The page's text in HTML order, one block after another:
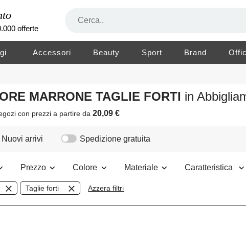
offerte
Accessori Beauty Sport Brand
MARRONE TAGLIE FORTI in
con prezzi a partire da20,09 €
Nuovi arrivi Spedizione gratuita
Prezzo Colore Materiale Caratteristica
Taglie forti Azzera filtri